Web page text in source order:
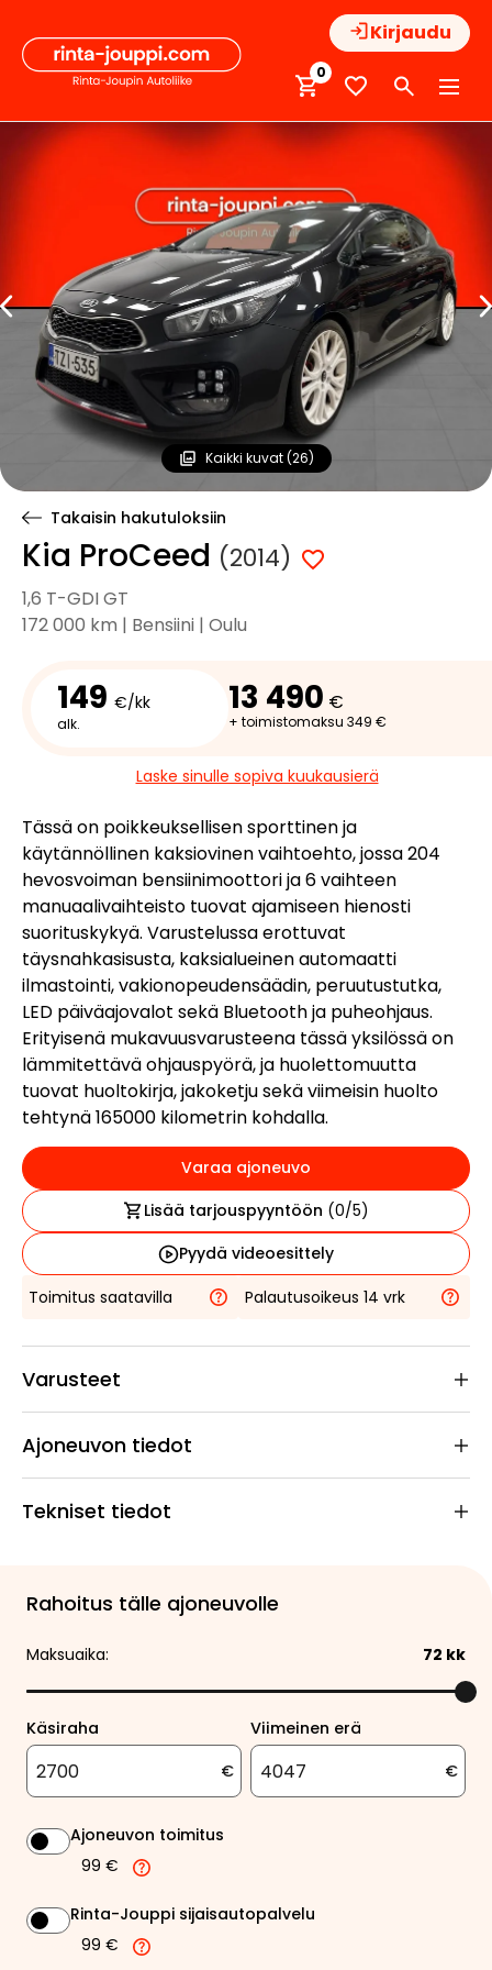
sisältöön
Kirjaudu
0
Kaikki kuvat (26)
Takaisin hakutuloksiin
Kia ProCeed (2014)
1,6 T-GDI GT
172 000 km | Bensiini | Oulu
149 €/kk
alk.
13 490 €
+ toimistomaksu 349 €
Laske sinulle sopiva kuukausierä
Tässä on poikkeuksellisen sporttinen ja
käytännöllinen kaksiovinen vaihtoehto, jossa 204
hevosvoiman bensiinimoottori ja 6 vaihteen
manuaalivaihteisto tuovat ajamiseen hienosti
suorituskykyä. Varustelussa erottuvat
täysnahkasisusta, kaksialueinen automaatti
ilmastointi, vakionopeudensäädin, peruutustutka,
LED päiväajovalot sekä Bluetooth ja puheohjaus.
Erityisenä mukavuusvarusteena tässä yksilössä on
lämmitettävä ohjauspyörä, ja huolettomuutta
tuovat huoltokirja, jakoketju sekä viimeisin huolto
tehtynä 165000 kilometrin kohdalla.
Varaa ajoneuvo
Lisää tarjouspyyntöön (0/5)
Pyydä videoesittely
Toimitus saatavilla
Palautusoikeus 14 vrk
Varusteet
Ajoneuvon tiedot
Tekniset tiedot
Rahoitus tälle ajoneuvolle
Maksuaika: 72 kk
Käsiraha
€
Viimeinen erä
€
Ajoneuvon toimitus
99 €
Rinta-Jouppi sijaisautopalvelu
99 €